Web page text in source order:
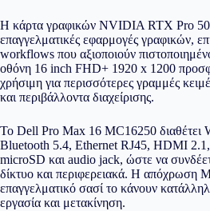
Η κάρτα γραφικών NVIDIA RTX Pro
επαγγελματικές εφαρμογές γραφικών,
workflows που αξιοποιούν
οθόνη 16 inch FHD+ 1920 x 1200
χρήσιμη για περισσότερες γραμμές
και περιβάλλοντα διαχείρισης.
Το Dell Pro Max 16 MC16250 διαθέτει
Bluetooth 5.4, Ethernet RJ45, HDMI
microSD και audio jack, ώστε να
δίκτυο και περιφερειακά. Η απόχρωση
επαγγελματικό σασί το κάνουν
εργασία και μετακίνηση.